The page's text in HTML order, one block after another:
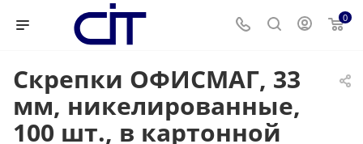
0
Скрепки ОФИСМАГ, 33
мм, никелированные,
100 шт., в картонной